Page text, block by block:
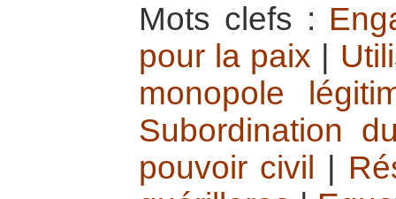
Mots clefs :
pour la paix
monopole
Subordination
pouvoir civil